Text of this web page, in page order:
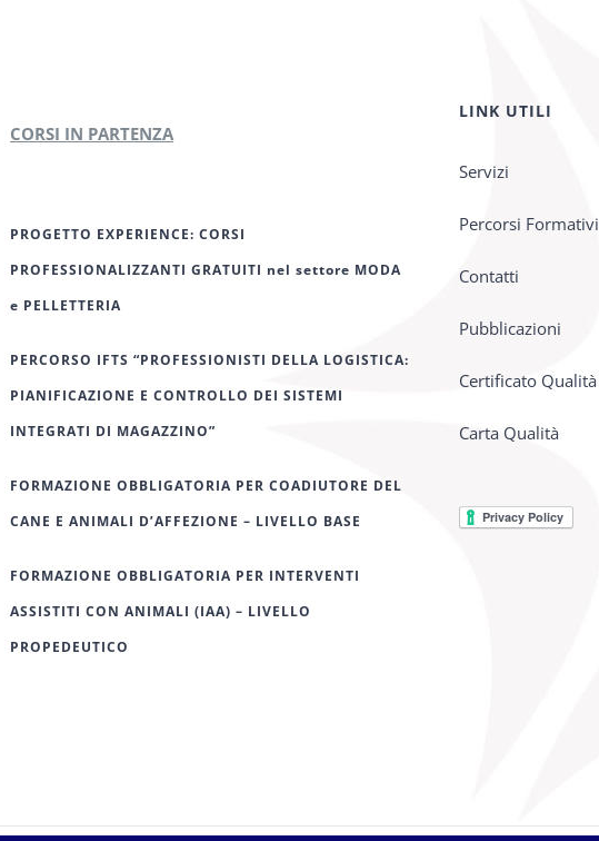
CORSI IN PARTENZA
PROGETTO EXPERIENCE: CORSI
PROFESSIONALIZZANTI GRATUITI nel settore MODA
e PELLETTERIA
PERCORSO IFTS “PROFESSIONISTI DELLA LOGISTICA:
PIANIFICAZIONE E CONTROLLO DEI SISTEMI
INTEGRATI DI MAGAZZINO”
FORMAZIONE OBBLIGATORIA PER COADIUTORE DEL
CANE E ANIMALI D’AFFEZIONE – LIVELLO BASE
FORMAZIONE OBBLIGATORIA PER INTERVENTI
ASSISTITI CON ANIMALI (IAA) – LIVELLO
PROPEDEUTICO
LINK UTILI
Servizi
Percorsi Formativi
Contatti
Pubblicazioni
Certificato Qualità
Carta Qualità